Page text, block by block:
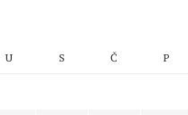
U S Č P